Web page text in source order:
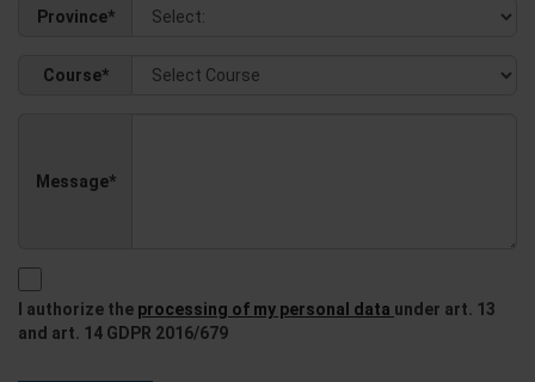
Province*
Course*
Message*
I authorize the processing of my personal data under art. 13
and art. 14 GDPR 2016/679